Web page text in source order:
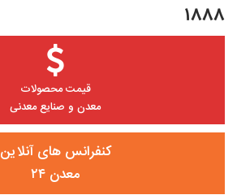
۱۸۸۸
قیمت محصولات
معدن و صنایع معدنی
کنفرانس های آنلاین
معدن ۲۴